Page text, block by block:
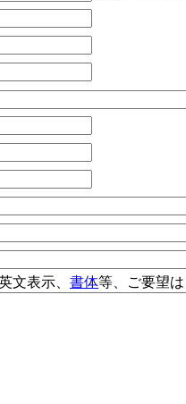
文表示、 書体等、ご要望